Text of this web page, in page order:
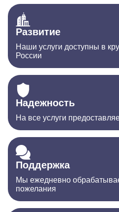
Развитие
Наши услуги доступны в
России
Надежность
На все услуги
Поддержка
Мы ежедневно
пожелания